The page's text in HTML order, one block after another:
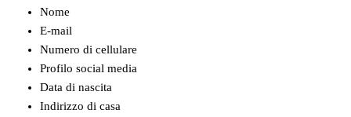
Nome
E-mail
Numero di cellulare
Profilo social media
Data di nascita
Indirizzo di casa